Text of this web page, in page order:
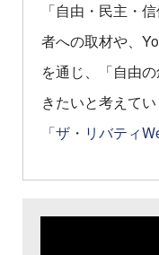
「自由・民主・
者への取材や、
を通じ、「自由
きたいと考えてい
「ザ・リバティ